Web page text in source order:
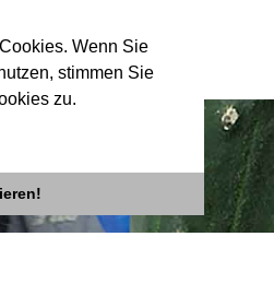
Wenn Sie
stimmen Sie
zu.